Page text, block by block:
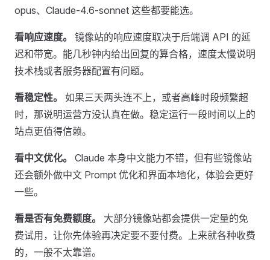
opus、Claude-4.6-sonnet 这些都要能选。
看响应速度。
镜像站的响应速度取决于后端调 API 的延
迟和带宽。能几秒钟内给出回复的算合格，速度太慢说明
技术栈或者服务器配置有问题。
看稳定性。
如果三天两头连不上，或者高峰时段频繁超
时，那说明运营方没认真在做。稳定运行一段时间以上的
站点更值得信赖。
看中文优化。
Claude 本身中文能力不错，但有些镜像站
还会额外做中文 Prompt 优化和界面本地化，体验会更好
一些。
看是否有免费额度。
大部分镜像站都会提供一定量的免
费试用，让你先体验再决定要不要付费。上来就各种收费
的，一般不太靠谱。